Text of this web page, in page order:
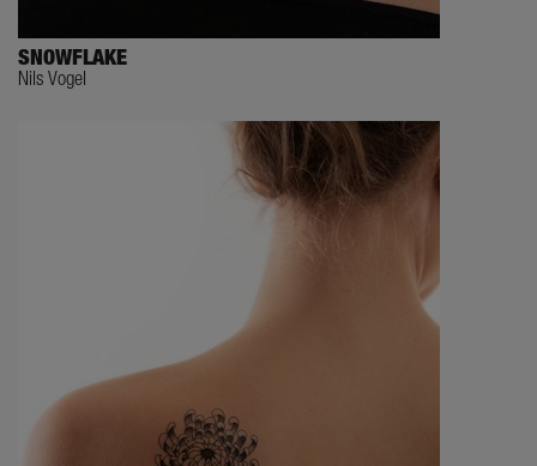
SNOWFLAKE
Nils Vogel